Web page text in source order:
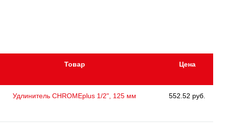
Товар Цена
Удлинитель CHROMEplus 1/2", 125 мм 552.52 руб.